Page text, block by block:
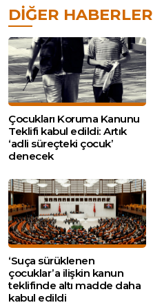
DIĞER HABERLER
Çocukları Koruma Kanunu
Teklifi kabul edildi: Artık
‘adli süreçteki çocuk’
denecek
‘Suça sürüklenen
çocuklar’a ilişkin kanun
teklifinde altı madde daha
kabul edildi